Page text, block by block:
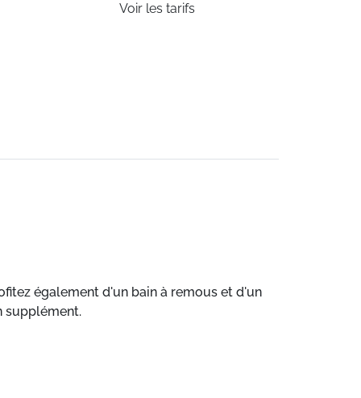
Voir les tarifs
également d'un bain à remous et d'un
supplément.